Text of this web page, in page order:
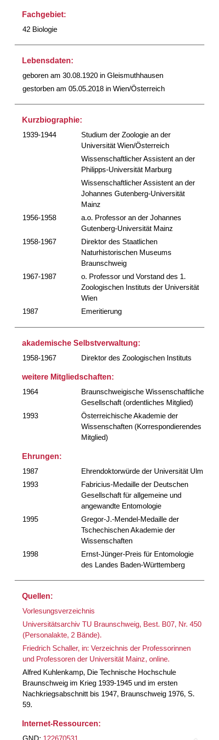
Fachgebiet:
42 Biologie
Lebensdaten:
geboren am 30.08.1920 in Gleismuthhausen
gestorben am 05.05.2018 in Wien/Österreich
Kurzbiographie:
1939-1944
Studium der Zoologie an der
Universität Wien/Österreich
Wissenschaftlicher Assistent an der
Philipps-Universität Marburg
Wissenschaftlicher Assistent an der
Johannes Gutenberg-Universität
Mainz
1956-1958
a.o. Professor an der Johannes
Gutenberg-Universität Mainz
1958-1967
Direktor des Staatlichen
Naturhistorischen Museums
Braunschweig
1967-1987
o. Professor und Vorstand des 1.
Zoologischen Instituts der Universität
Wien
1987
Emeritierung
akademische Selbstverwaltung:
1958-1967
Direktor des Zoologischen Instituts
weitere Mitgliedschaften:
1964
Braunschweigische Wissenschaftliche
Gesellschaft (ordentliches Mitglied)
1993
Österreichische Akademie der
Wissenschaften (Korrespondierendes
Mitglied)
Ehrungen:
1987
Ehrendoktorwürde der Universität Ulm
1993
Fabricius-Medaille der Deutschen
Gesellschaft für allgemeine und
angewandte Entomologie
1995
Gregor-J.-Mendel-Medaille der
Tschechischen Akademie der
Wissenschaften
1998
Ernst-Jünger-Preis für Entomologie
des Landes Baden-Württemberg
Quellen:
Vorlesungsverzeichnis
Universitätsarchiv TU Braunschweig, Best. B07, Nr. 450
(Personalakte, 2 Bände).
Friedrich Schaller, in: Verzeichnis der Professorinnen
und Professoren der Universität Mainz, online.
Alfred Kuhlenkamp, Die Technische Hochschule
Braunschweig im Krieg 1939-1945 und im ersten
Nachkriegsabschnitt bis 1947, Braunschweig 1976, S.
59.
Internet-Ressourcen:
GND: 122670531